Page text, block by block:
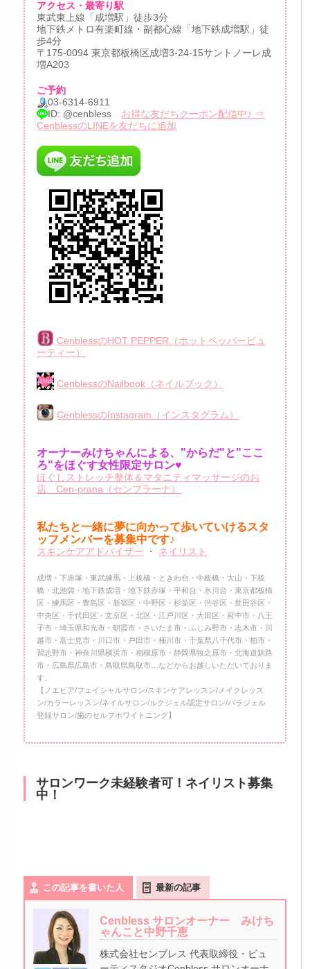
アクセス・最寄り駅
東武東上線「成増駅」徒歩3分
地下鉄メトロ有楽町線・副都心線「地下鉄成増駅」徒
歩4分
〒175-0094 東京都板橋区成増3-24-15サントノーレ成
増A203
ご予約
03-6314-6911
ID: @cenbless お得な友だちクーポン配信中♪ ⇒
CenblessのLINEを友だちに追加
CenblessのHOT PEPPER（ホットペッパービュ
ーティー）
CenblessのNailbook（ネイルブック）
CenblessのInstagram（インスタグラム）
オーナーみけちゃんによる、"からだ"と"ここ
ろ"をほぐす女性限定サロン♥
ほぐしストレッチ整体＆マタニティマッサージのお
店 Cen-prana（センプラーナ）
私たちと一緒に夢に向かって歩いていけるスタ
ッフメンバーを募集中です♪
スキンケアアドバイザー ・ ネイリスト
成増・下赤塚・東武練馬・上板橋・ときわ台・中板橋・大山・下板
橋・北池袋・地下鉄成増・地下鉄赤塚・平和台・氷川台・東京都板橋
区・練馬区・豊島区・新宿区・中野区・杉並区・渋谷区・世田谷区・
中央区・千代田区・文京区・北区・江戸川区・大田区・府中市・八王
子市・埼玉県和光市・朝霞市・さいたま市・ふじみ野市・志木市・川
越市・富士見市・川口市・戸田市・桶川市・千葉県八千代市・柏市・
習志野市・神奈川県横浜市・相模原市・静岡県牧之原市・北海道釧路
市・広島県広島市・鳥取県鳥取市…などからお越しいただいておりま
す。
【ノエビア/フェイシャルサロン/スキンケアレッスン/メイクレッス
ン/カラーレッスン/ネイルサロン/ルクジェル認定サロン/パラジェル
登録サロン/歯のセルフホワイトニング】
サロンワーク未経験者可！ネイリスト募集
中！
この記事を書いた人 最新の記事
Cenbless サロンオーナー みけち
ゃんこと中野千恵
株式会社センブレス 代表取締役・ビュ